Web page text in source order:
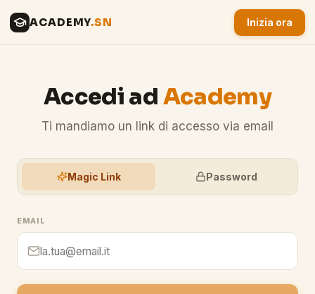
ACADEMY.SN Inizia ora
Accedi ad Academy
Ti mandiamo un link di accesso via email
Magic Link Password
EMAIL